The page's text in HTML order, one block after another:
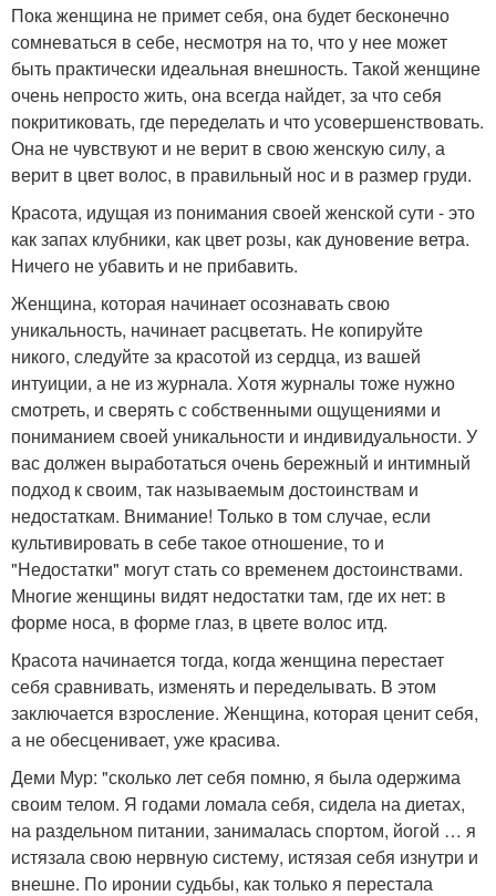
Пока женщина не примет себя, она будет бесконечно
сомневаться в себе, несмотря на то, что у нее может
быть практически идеальная внешность. Такой женщине
очень непросто жить, она всегда найдет, за что себя
покритиковать, где переделать и что усовершенствовать.
Она не чувствуют и не верит в свою женскую силу, а
верит в цвет волос, в правильный нос и в размер груди.
Красота, идущая из понимания своей женской сути - это
как запах клубники, как цвет розы, как дуновение ветра.
Ничего не убавить и не прибавить.
Женщина, которая начинает осознавать свою
уникальность, начинает расцветать. Не копируйте
никого, следуйте за красотой из сердца, из вашей
интуиции, а не из журнала. Хотя журналы тоже нужно
смотреть, и сверять с собственными ощущениями и
пониманием своей уникальности и индивидуальности. У
вас должен выработаться очень бережный и интимный
подход к своим, так называемым достоинствам и
недостаткам. Внимание! Только в том случае, если
культивировать в себе такое отношение, то и
"Недостатки" могут стать со временем достоинствами.
Многие женщины видят недостатки там, где их нет: в
форме носа, в форме глаз, в цвете волос итд.
Красота начинается тогда, когда женщина перестает
себя сравнивать, изменять и переделывать. В этом
заключается взросление. Женщина, которая ценит себя,
а не обесценивает, уже красива.
Деми Мур: "сколько лет себя помню, я была одержима
своим телом. Я годами ломала себя, сидела на диетах,
на раздельном питании, занималась спортом, йогой … я
истязала свою нервную систему, истязая себя изнутри и
внешне. По иронии судьбы, как только я перестала